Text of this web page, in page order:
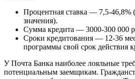
Процентная ставка — 7,5-46,8%
значения).
Сумма кредита — 3000-300 000
Сроки кредитования — 12-36
программы свой срок действия
У Почта Банка наиболее лояльные
потенциальным заемщикам.